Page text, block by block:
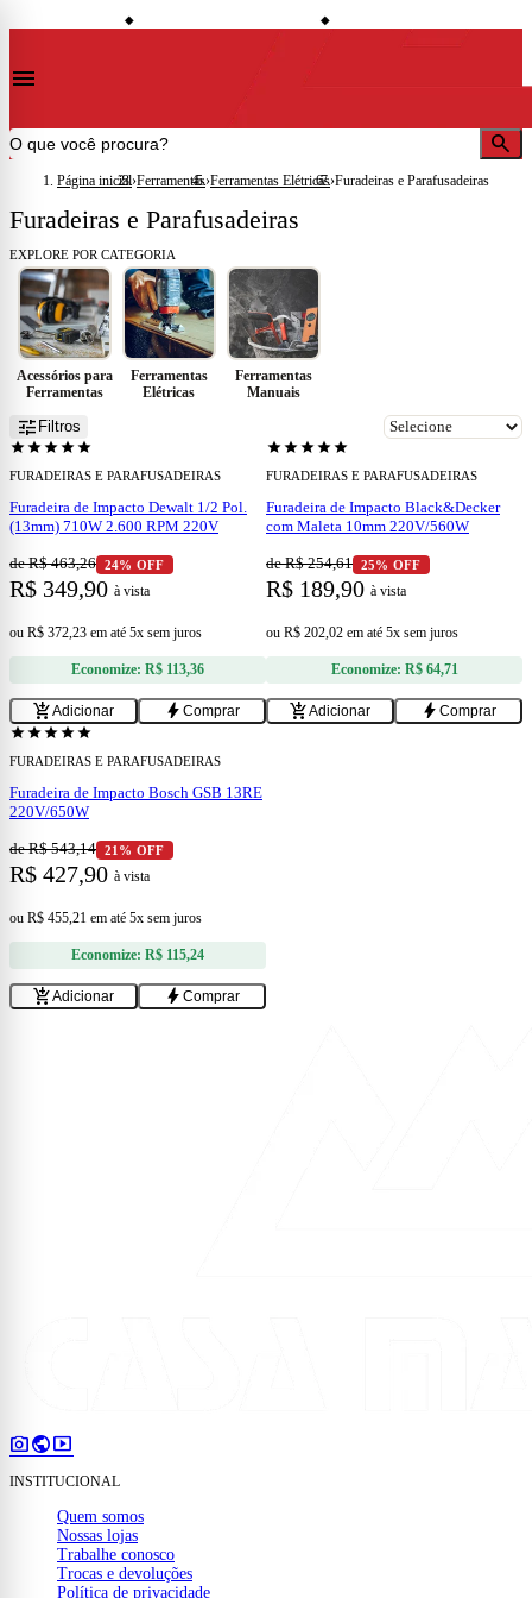
◆shopping_bag ◆credit_card
menu
search
Página inicial ›Ferramentas›Ferramentas Elétricas›Furadeiras e Parafusadeiras
Furadeiras e Parafusadeiras
EXPLORE POR CATEGORIA
Acessórios para
Ferramentas
Ferramentas
Elétricas
Ferramentas
Manuais
tune Filtros
starstarstarstarstar
FURADEIRAS E PARAFUSADEIRAS
Furadeira de Impacto Dewalt 1/2 Pol.
(13mm) 710W 2.600 RPM 220V
de R$ 463,26 24% OFF
R$ 349,90 à vista
ou R$ 372,23 em até 5x sem juros
Economize: R$ 113,36
add_shopping_cartAdicionar bolt Comprar
starstarstarstarstar
FURADEIRAS E PARAFUSADEIRAS
Furadeira de Impacto Black&Decker
com Maleta 10mm 220V/560W
de R$ 254,61 25% OFF
R$ 189,90 à vista
ou R$ 202,02 em até 5x sem juros
Economize: R$ 64,71
add_shopping_cartAdicionar bolt Comprar
starstarstarstarstar
FURADEIRAS E PARAFUSADEIRAS
Furadeira de Impacto Bosch GSB 13RE
220V/650W
de R$ 543,14 21% OFF
R$ 427,90 à vista
ou R$ 455,21 em até 5x sem juros
Economize: R$ 115,24
add_shopping_cartAdicionar bolt Comprar
photo_camerapublicsmart_display
INSTITUCIONAL
Quem somos
Nossas lojas
Trabalhe conosco
Trocas e devoluções
Política de privacidade